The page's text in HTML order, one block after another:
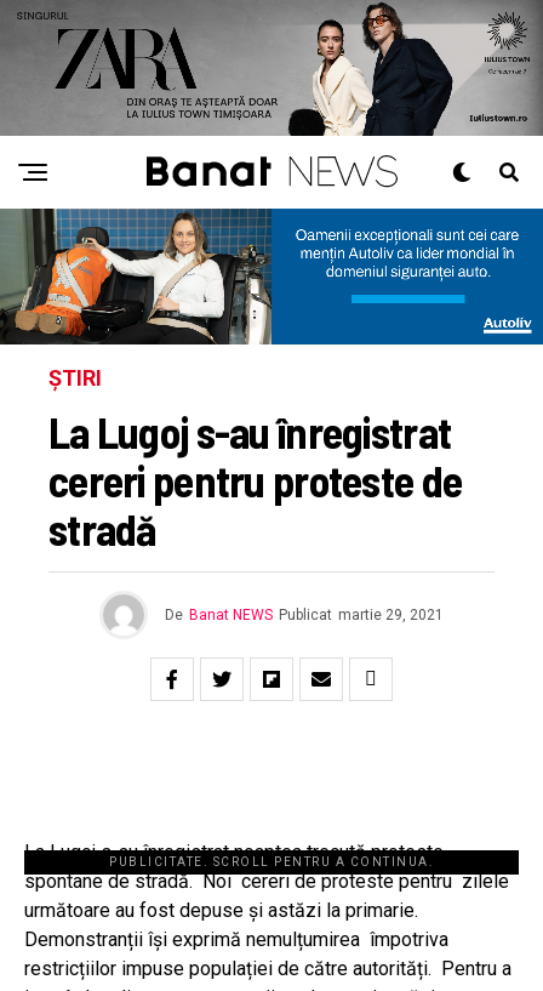
ȘTIRI
La Lugoj s-au înregistrat
cereri pentru proteste de
stradă
De Banat NEWS Publicat martie 29, 2021
La Lugoj s-au înregistrat noaptea trecută proteste
spontane de stradă. Noi cereri de proteste pentru zilele
următoare au fost depuse și astăzi la primarie.
Demonstranții își exprimă nemulțumirea împotriva
restricțiilor impuse populației de către autorități. Pentru a
PUBLICITATE. SCROLL PENTRU A CONTINUA.